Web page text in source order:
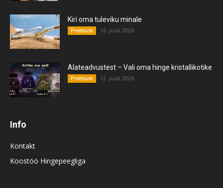
Kiri oma tuleviku minale
Premium 16. juuli 2026
Alateadvustest – Vali oma hinge kristallikotike
Premium 12. juuli 2026
Info
Kontakt
Koostöö Hingepeegliga